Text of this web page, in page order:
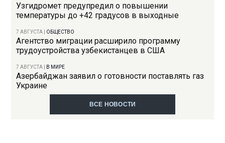
Узгидромет предупредил о повышении
температуры до +42 градусов в выходные
7 АВГУСТА ОБЩЕСТВО
Агентство миграции расширило программу
трудоустройства узбекистанцев в США
7 АВГУСТА В МИРЕ
Азербайджан заявил о готовности поставлять газ
Украине
ВСЕ НОВОСТИ